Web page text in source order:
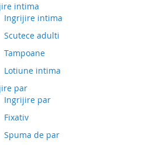
intima
Ingrijire intima
Scutece adulti
Tampoane
Lotiune intima
par
Ingrijire par
Fixativ
Spuma de par